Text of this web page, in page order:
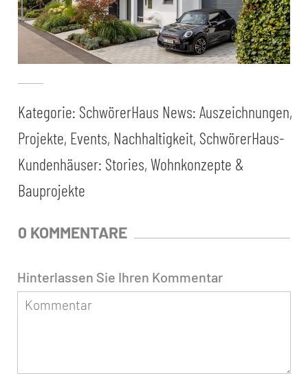
Kategorie: SchwörerHaus News: Auszeichnungen,
Projekte, Events, Nachhaltigkeit, SchwörerHaus-
Kundenhäuser: Stories, Wohnkonzepte &
Bauprojekte
0 KOMMENTARE
Hinterlassen Sie Ihren Kommentar